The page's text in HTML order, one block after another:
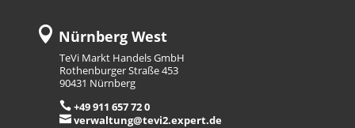
 Nürnberg West
TeVi Markt Handels GmbH
Rothenburger Straße 453
90431 Nürnberg
 +49 911 657 72 0
 verwaltung@tevi2.expert.de